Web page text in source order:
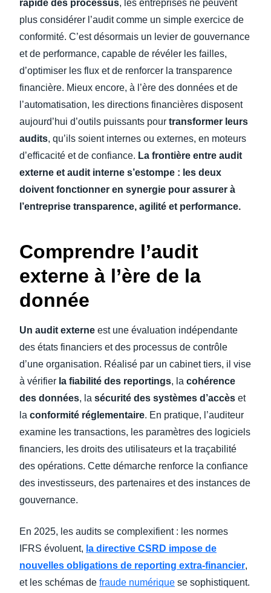
rapide des processus, les entreprises ne peuvent
plus considérer l’audit comme un simple exercice de
conformité. C’est désormais un levier de gouvernance
et de performance, capable de révéler les failles,
d’optimiser les flux et de renforcer la transparence
financière. Mieux encore, à l’ère des données et de
l’automatisation, les directions financières disposent
aujourd’hui d’outils puissants pour transformer leurs
audits, qu’ils soient internes ou externes, en moteurs
d’efficacité et de confiance. La frontière entre audit
externe et audit interne s’estompe : les deux
doivent fonctionner en synergie pour assurer à
l’entreprise transparence, agilité et performance.
Comprendre l’audit
externe à l’ère de la
donnée
Un audit externe est une évaluation indépendante
des états financiers et des processus de contrôle
d’une organisation. Réalisé par un cabinet tiers, il vise
à vérifier la fiabilité des reportings, la cohérence
des données, la sécurité des systèmes d’accès et
la conformité réglementaire. En pratique, l’auditeur
examine les transactions, les paramètres des logiciels
financiers, les droits des utilisateurs et la traçabilité
des opérations. Cette démarche renforce la confiance
des investisseurs, des partenaires et des instances de
gouvernance.
En 2025, les audits se complexifient : les normes
IFRS évoluent, la directive CSRD impose de
nouvelles obligations de reporting extra-financier,
et les schémas de fraude numérique se sophistiquent.